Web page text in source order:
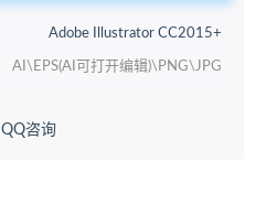
Adobe Illustrator CC2015+
AI\EPS(AI可打开编辑)\PNG\JPG
QQ咨询